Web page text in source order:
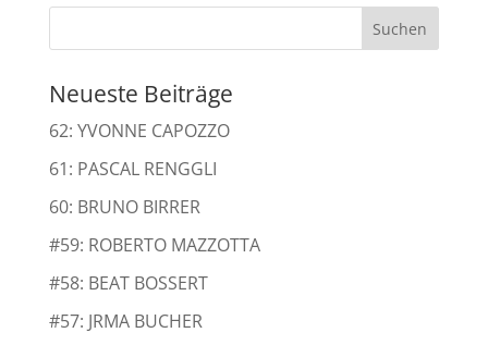
Neueste Beiträge
62: YVONNE CAPOZZO
61: PASCAL RENGGLI
60: BRUNO BIRRER
#59: ROBERTO MAZZOTTA
#58: BEAT BOSSERT
#57: JRMA BUCHER